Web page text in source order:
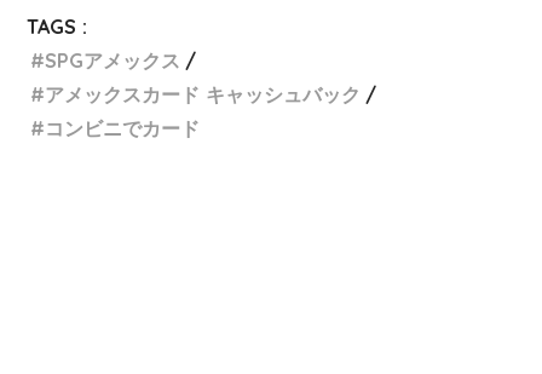
TAGS :
SPGアメックス
アメックスカード キャッシュバック
コンビニでカード